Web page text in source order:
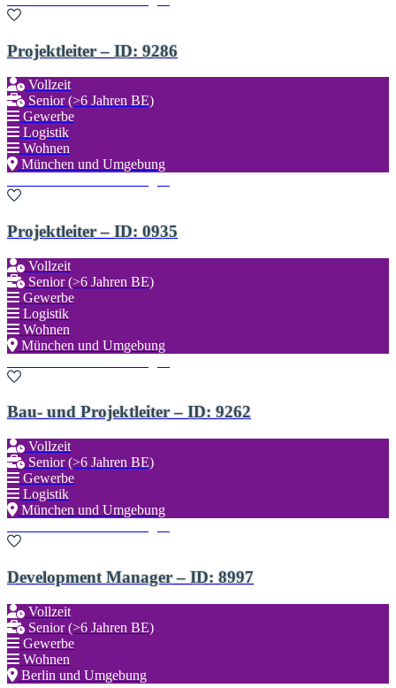
Projektleiter – ID: 9286
Vollzeit
Senior (>6 Jahren BE)
Gewerbe
Logistik
Wohnen
München und Umgebung
Projektleiter – ID: 0935
Vollzeit
Senior (>6 Jahren BE)
Gewerbe
Logistik
Wohnen
München und Umgebung
Bau- und Projektleiter – ID: 9262
Vollzeit
Senior (>6 Jahren BE)
Gewerbe
Logistik
München und Umgebung
Development Manager – ID: 8997
Vollzeit
Senior (>6 Jahren BE)
Gewerbe
Wohnen
Berlin und Umgebung